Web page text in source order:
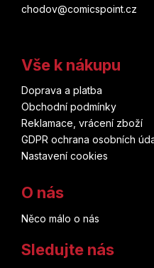
chodov@comicspoint.cz
Vše k nákupu
Doprava a platba
Obchodní podmínky
Reklamace, vrácení zboží
GDPR ochrana osobních
Nastavení cookies
O nás
Něco málo o nás
Sledujte nás